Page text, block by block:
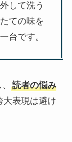
して洗う
ての味を
台です。
読者の悩み
大表現は避け